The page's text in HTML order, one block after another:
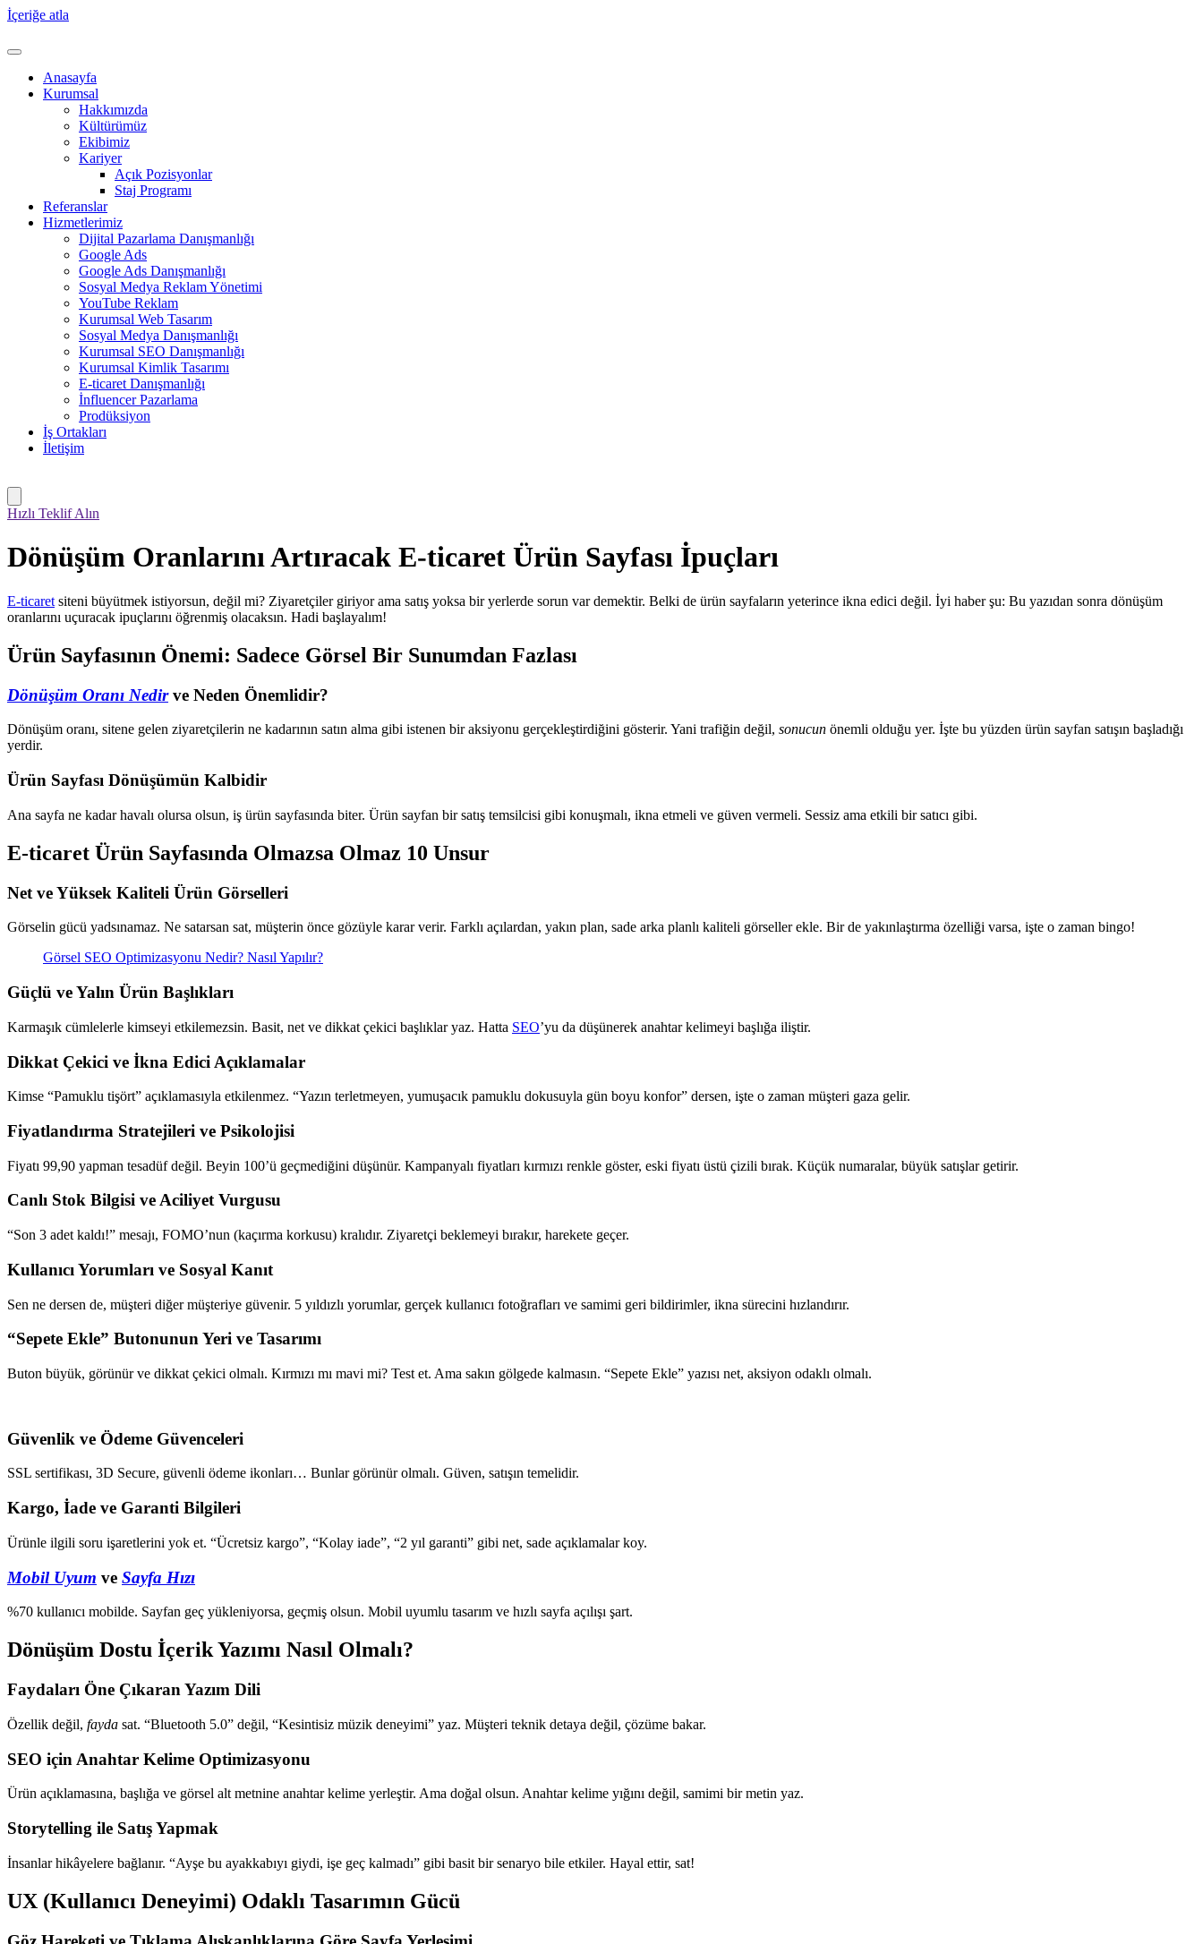
İçeriğe atla
Anasayfa
Kurumsal
Hakkımızda
Kültürümüz
Ekibimiz
Kariyer
Açık Pozisyonlar
Staj Programı
Referanslar
Hizmetlerimiz
Dijital Pazarlama Danışmanlığı
Google Ads
Google Ads Danışmanlığı
Sosyal Medya Reklam Yönetimi
YouTube Reklam
Kurumsal Web Tasarım
Sosyal Medya Danışmanlığı
Kurumsal SEO Danışmanlığı
Kurumsal Kimlik Tasarımı
E-ticaret Danışmanlığı
İnfluencer Pazarlama
Prodüksiyon
İş Ortakları
İletişim
Hızlı Teklif Alın
Dönüşüm Oranlarını Artıracak E-ticaret Ürün Sayfası İpuçları
E-ticaret siteni büyütmek istiyorsun, değil mi? Ziyaretçiler giriyor ama satış yoksa bir yerlerde sorun var demektir. Belki de ürün sayfaların yeterince ikna edici değil. İyi haber şu: Bu yazıdan sonra dönüşüm
oranlarını uçuracak ipuçlarını öğrenmiş olacaksın. Hadi başlayalım!
Ürün Sayfasının Önemi: Sadece Görsel Bir Sunumdan Fazlası
Dönüşüm Oranı Nedirve Neden Önemlidir?
Dönüşüm oranı, sitene gelen ziyaretçilerin ne kadarının satın alma gibi istenen bir aksiyonu gerçekleştirdiğini gösterir. Yani trafiğin değil, sonucun önemli olduğu yer. İşte bu yüzden ürün sayfan satışın başladığı
yerdir.
Ürün Sayfası Dönüşümün Kalbidir
Ana sayfa ne kadar havalı olursa olsun, iş ürün sayfasında biter. Ürün sayfan bir satış temsilcisi gibi konuşmalı, ikna etmeli ve güven vermeli. Sessiz ama etkili bir satıcı gibi.
E-ticaret Ürün Sayfasında Olmazsa Olmaz 10 Unsur
Net ve Yüksek Kaliteli Ürün Görselleri
Görselin gücü yadsınamaz. Ne satarsan sat, müşterin önce gözüyle karar verir. Farklı açılardan, yakın plan, sade arka planlı kaliteli görseller ekle. Bir de yakınlaştırma özelliği varsa, işte o zaman bingo!
Görsel SEO Optimizasyonu Nedir? Nasıl Yapılır?
Güçlü ve Yalın Ürün Başlıkları
Karmaşık cümlelerle kimseyi etkilemezsin. Basit, net ve dikkat çekici başlıklar yaz. Hatta SEO’yu da düşünerek anahtar kelimeyi başlığa iliştir.
Dikkat Çekici ve İkna Edici Açıklamalar
Kimse “Pamuklu tişört” açıklamasıyla etkilenmez. “Yazın terletmeyen, yumuşacık pamuklu dokusuyla gün boyu konfor” dersen, işte o zaman müşteri gaza gelir.
Fiyatlandırma Stratejileri ve Psikolojisi
Fiyatı 99,90 yapman tesadüf değil. Beyin 100’ü geçmediğini düşünür. Kampanyalı fiyatları kırmızı renkle göster, eski fiyatı üstü çizili bırak. Küçük numaralar, büyük satışlar getirir.
Canlı Stok Bilgisi ve Aciliyet Vurgusu
“Son 3 adet kaldı!” mesajı, FOMO’nun (kaçırma korkusu) kralıdır. Ziyaretçi beklemeyi bırakır, harekete geçer.
Kullanıcı Yorumları ve Sosyal Kanıt
Sen ne dersen de, müşteri diğer müşteriye güvenir. 5 yıldızlı yorumlar, gerçek kullanıcı fotoğrafları ve samimi geri bildirimler, ikna sürecini hızlandırır.
“Sepete Ekle” Butonunun Yeri ve Tasarımı
Buton büyük, görünür ve dikkat çekici olmalı. Kırmızı mı mavi mi? Test et. Ama sakın gölgede kalmasın. “Sepete Ekle” yazısı net, aksiyon odaklı olmalı.
Güvenlik ve Ödeme Güvenceleri
SSL sertifikası, 3D Secure, güvenli ödeme ikonları… Bunlar görünür olmalı. Güven, satışın temelidir.
Kargo, İade ve Garanti Bilgileri
Ürünle ilgili soru işaretlerini yok et. “Ücretsiz kargo”, “Kolay iade”, “2 yıl garanti” gibi net, sade açıklamalar koy.
Mobil Uyum ve Sayfa Hızı
%70 kullanıcı mobilde. Sayfan geç yükleniyorsa, geçmiş olsun. Mobil uyumlu tasarım ve hızlı sayfa açılışı şart.
Dönüşüm Dostu İçerik Yazımı Nasıl Olmalı?
Faydaları Öne Çıkaran Yazım Dili
Özellik değil, fayda sat. “Bluetooth 5.0” değil, “Kesintisiz müzik deneyimi” yaz. Müşteri teknik detaya değil, çözüme bakar.
SEO için Anahtar Kelime Optimizasyonu
Ürün açıklamasına, başlığa ve görsel alt metnine anahtar kelime yerleştir. Ama doğal olsun. Anahtar kelime yığını değil, samimi bir metin yaz.
Storytelling ile Satış Yapmak
İnsanlar hikâyelere bağlanır. “Ayşe bu ayakkabıyı giydi, işe geç kalmadı” gibi basit bir senaryo bile etkiler. Hayal ettir, sat!
UX (Kullanıcı Deneyimi) Odaklı Tasarımın Gücü